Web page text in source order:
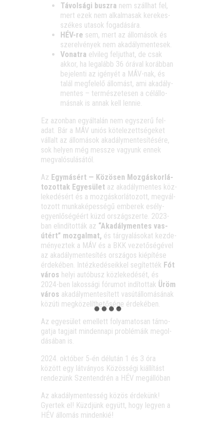
Távol­sá­gi busz­ra nem száll­hat fel,
mert ezek nem alkal­ma­sak kere­kes­
szé­kes uta­sok fogadására.
HÉV-re sem, mert az állo­má­sok és
sze­rel­vé­nyek nem akadálymentesek.
Vonat­ra elvi­leg fel­jut­hat, de csak
akkor, ha leg­alább 36 órá­val koráb­ban
beje­len­ti az igé­nyét a MÁV-nak, és
talál meg­fe­le­lő állo­mást, ami aka­dály­
men­tes – ter­mé­sze­te­sen a cél­ál­lo­
más­nak is annak kell lennie.
Ez azon­ban egy­ál­ta­lán nem egy­sze­rű fel­
adat. Bár a MÁV uni­ós köte­le­zett­sé­ge­ket
vál­lalt az állo­má­sok aka­dály­men­te­sí­té­sé­re,
sok helyen még messze vagyunk ennek
megvalósulásától.
Az Egy­má­sért — Közö­sen Moz­gás­kor­lá­
to­zot­tak Egye­sü­let az aka­dály­men­tes köz­
le­ke­dé­sért és a moz­gás­kor­lá­to­zott, meg­vál­
to­zott mun­ka­ké­pes­sé­gű embe­rek esély­
egyen­lő­sé­gé­ért küzd ország­szer­te. 2023-
ban elin­dí­tot­ták az “Aka­dály­men­tes vas­
útért” moz­gal­mat, és tár­gya­lá­so­kat kez­de­
mé­nyez­tek a MÁV és a BKK veze­tő­sé­gé­vel
az aka­dály­men­te­sí­tés orszá­gos kiépí­té­se
érde­ké­ben. Intéz­ke­dé­se­ik­kel segí­tet­ték Fót
város helyi autó­busz köz­le­ke­dé­sét, és
2024-ben lakos­sá­gi fóru­mot indí­tot­tak Üröm
város aka­dály­men­te­sí­tett vas­út­ál­lo­má­sá­nak
köz­úti meg­kö­ze­lít­he­tő­sé­ge érdekében.
Az egye­sü­let emel­lett folya­ma­to­san támo­
gat­ja tag­ja­it min­den­na­pi prob­lé­má­ik meg­ol­
dá­sá­ban is.
2024. októ­ber 5‑én dél­után 1 és 3 óra
között egy lát­vá­nyos Közös­sé­gi kiál­lí­tást
ren­de­zünk Szent­end­rén a HÉV megállóban
Az aka­dály­men­tes­ség közös érde­künk!
Gyer­tek el! Küzd­jünk együtt, hogy legyen a
HÉV állo­más mindenkié!